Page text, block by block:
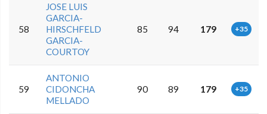
58
JOSE LUIS
GARCIA-
HIRSCHFELD
GARCIA-
COURTOY
85 94 179 +35
59
ANTONIO
CIDONCHA
MELLADO
90 89 179 +35